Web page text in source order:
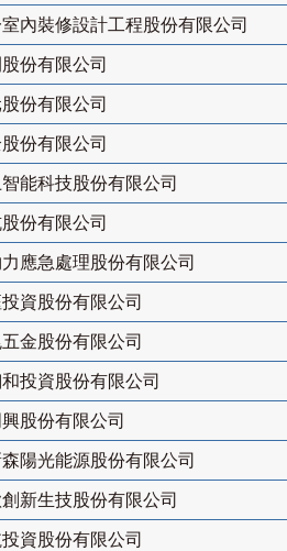
內裝修設計工程股份有限公司
份有限公司
份有限公司
份有限公司
能科技股份有限公司
份有限公司
應急處理股份有限公司
資股份有限公司
金股份有限公司
投資股份有限公司
股份有限公司
陽光能源股份有限公司
新生技股份有限公司
資股份有限公司